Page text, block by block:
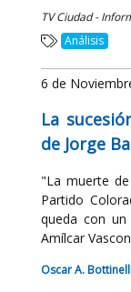
TV Ciudad -
Análisis
6 de
La
de Jorge
"La muerte
Partido
queda con
Amílcar
Oscar A.